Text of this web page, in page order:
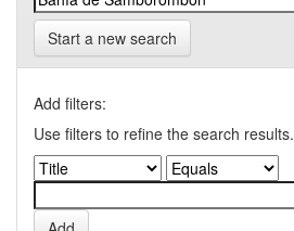
Start a new search
Add filters:
Use filters to refine the search results.